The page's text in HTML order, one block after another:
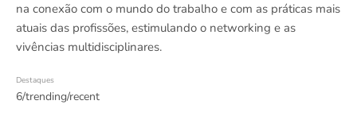
na conexão com o mundo do trabalho e com as práticas mais
atuais das profissões, estimulando o networking e as
vivências multidisciplinares.
Destaques
6/trending/recent